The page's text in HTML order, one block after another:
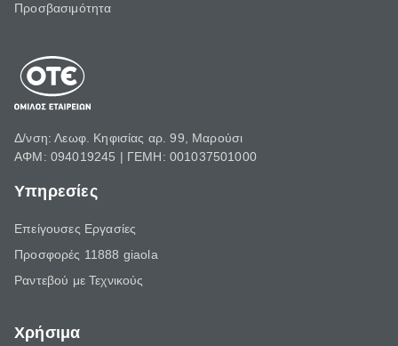
Προσβασιμότητα
Δ/νση: Λεωφ. Κηφισίας αρ. 99, Μαρούσι
ΑΦΜ: 094019245 | ΓΕΜΗ: 001037501000
Υπηρεσίες
Επείγουσες Εργασίες
Προσφορές 11888 giaola
Ραντεβού με Τεχνικούς
Χρήσιμα